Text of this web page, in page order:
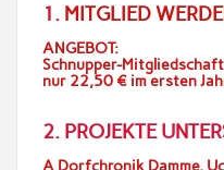
1. MITGLIED
ANGEBOT:
Schnupper-
nur 22,50 € im ersten
2. PROJEKTE
A Dorfchronik Damme,